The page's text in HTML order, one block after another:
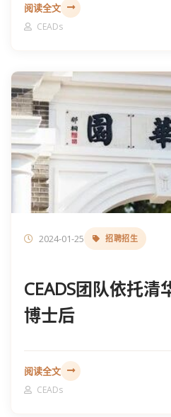
阅读全文
CEADs
2024-01-25 招聘招生
CEADS团队依托清
博士后
阅读全文
CEADs